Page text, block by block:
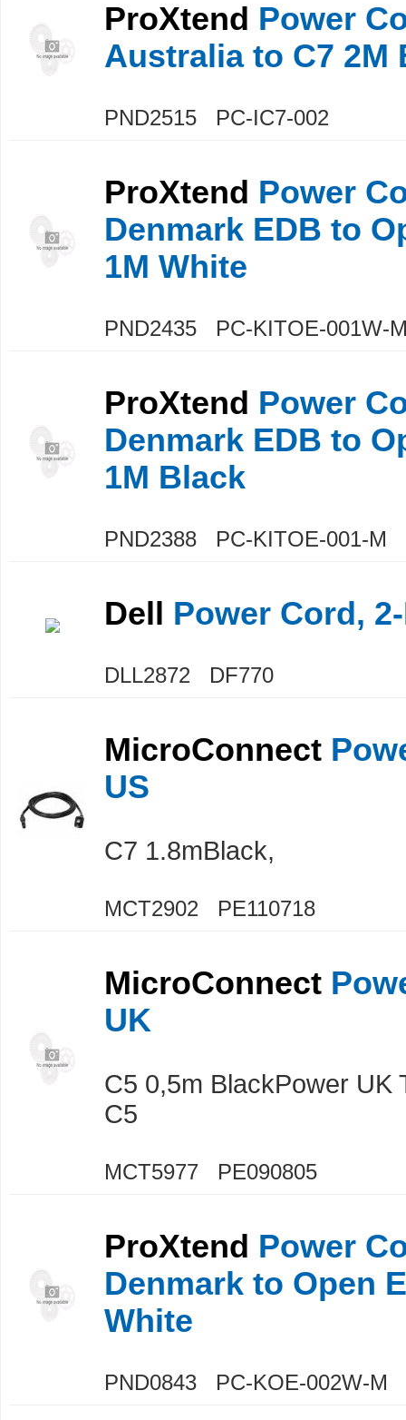
ProXtend Power
Australia to C7 2M
PND2515 PC-IC7-002
ProXtend Power
Denmark EDB to
1M White
PND2435 PC-KITOE-001W-
ProXtend Power
Denmark EDB to
1M Black
PND2388 PC-KITOE-001-M
Dell Power Cord,
DLL2872 DF770
MicroConnect
US
C7 1.8mBlack,
MCT2902 PE110718
MicroConnect
UK
C5 0,5m BlackPower UK
C5
MCT5977 PE090805
ProXtend Power
Denmark to Open
White
PND0843 PC-KOE-002W-M